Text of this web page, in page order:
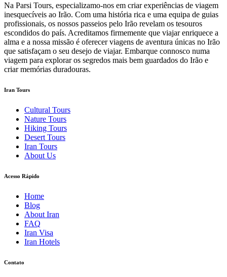
Na Parsi Tours, especializamo-nos em criar experiências de viagem
inesquecíveis ao Irão. Com uma história rica e uma equipa de guias
profissionais, os nossos passeios pelo Irão revelam os tesouros
escondidos do país. Acreditamos firmemente que viajar enriquece a
alma e a nossa missão é oferecer viagens de aventura únicas no Irão
que satisfaçam o seu desejo de viajar. Embarque connosco numa
viagem para explorar os segredos mais bem guardados do Irão e
criar memórias duradouras.
Iran Tours
Cultural Tours
Nature Tours
Hiking Tours
Desert Tours
Iran Tours
About Us
Acesso Rápido
Home
Blog
About Iran
FAQ
Iran Visa
Iran Hotels
Contato